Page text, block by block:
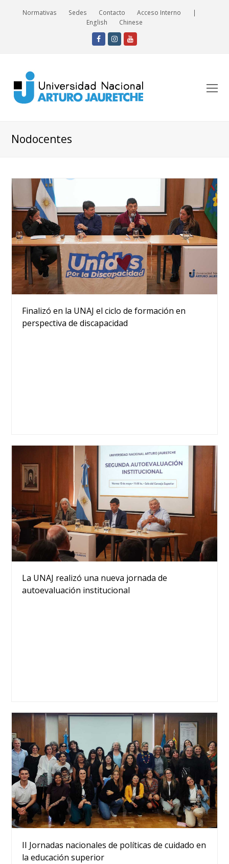
Normativas Sedes Contacto Acceso Interno
|
English
Chinese
Facebook
Instagram
Youtube
Nodocentes
Finalizó en la UNAJ el ciclo de formación en
perspectiva de discapacidad
La UNAJ realizó una nueva jornada de
autoevaluación institucional
II Jornadas nacionales de políticas de cuidado en
la educación superior